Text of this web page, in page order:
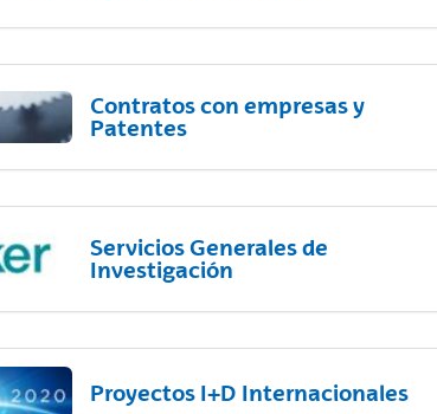
Contratos con empresas y
Patentes
Servicios Generales de
Investigación
Proyectos I+D Internacionales